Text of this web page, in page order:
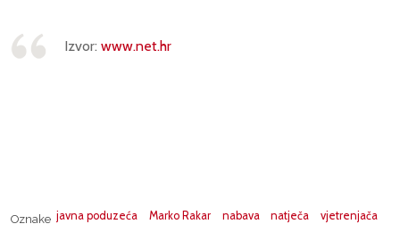
Izvor: www.net.hr
Oznake javna poduzeća Marko Rakar nabava natječa vjetrenjača